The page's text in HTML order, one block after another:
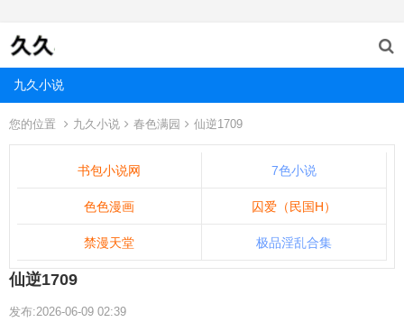
九久小说
您的位置 九久小说 春色满园 仙逆1709
书包小说网 7色小说
色色漫画 囚爱（民国H）
禁漫天堂 极品淫乱合集
仙逆1709
发布:2026-06-09 02:39